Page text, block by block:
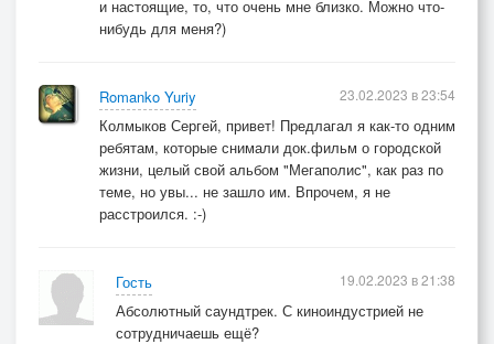
и настоящие, то, что очень мне близко. Можно что-
нибудь для меня?)
Romanko Yuriy
Колмыков Сергей, привет! Предлагал я как-то одним
ребятам, которые снимали док.фильм о городской
жизни, целый свой альбом "Мегаполис", как раз по
теме, но увы... не зашло им. Впрочем, я не
расстроился. :-)
23.02.2023 в 23:54
Гость
Абсолютный саундтрек. С киноиндустрией не
сотрудничаешь ещё?
19.02.2023 в 21:38